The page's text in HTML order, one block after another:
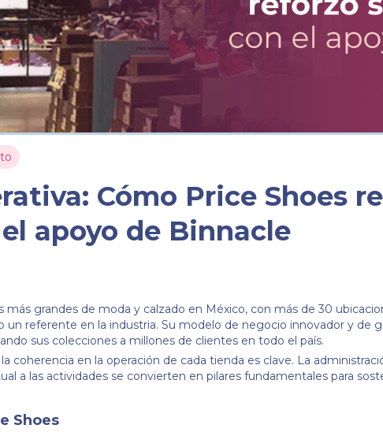
Cómo Price Shoes
apoyo de Binnacle
más grandes de moda y calzado en México, con más de 30
referente en la industria. Su modelo de negocio innovador y de
sus colecciones a millones de clientes en todo el país.
en la operación de cada tienda es clave. La
a las actividades se convierten en pilares fundamentales para
Shoes